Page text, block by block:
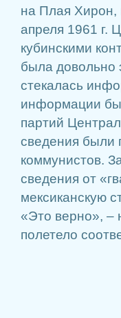
на Плая Хирон,
апреля 1961 г.
кубинскими
была довольно
стекалась
информации
партий
сведения были
коммунистов.
сведения от
мексиканскую
«Это верно», –
полетело